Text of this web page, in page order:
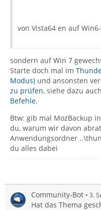
von Vista64 en auf
sondern auf Win 7
Starte doch mal im
Modus) und ansonsten
zu prüfen, siehe dazu auch
Befehle.
Btw: gib mal MozBackup
du, warum wir davon
Anwendungsordner
du alles dabei
Community-Bot 3.
Hat das Thema